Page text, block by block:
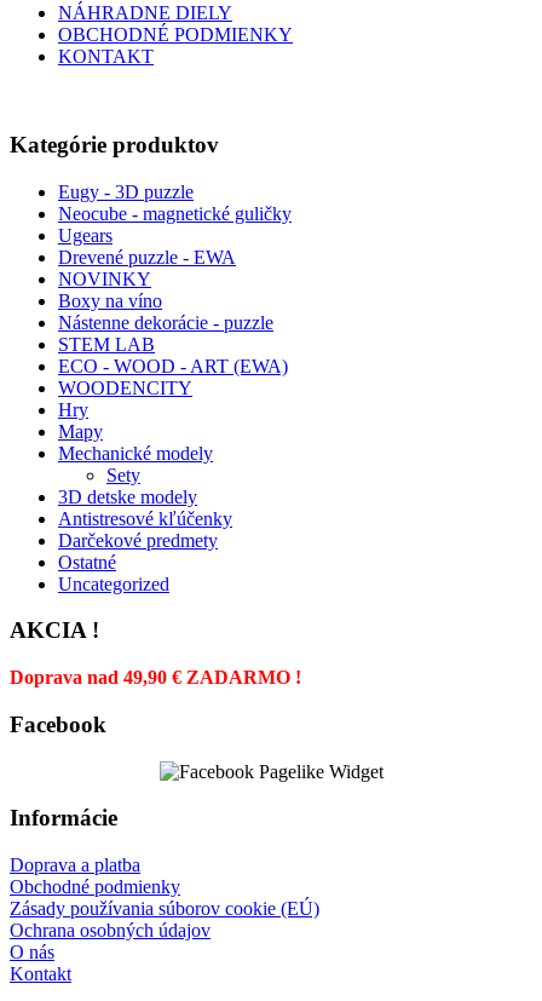
NÁHRADNE DIELY
OBCHODNÉ PODMIENKY
KONTAKT
Kategórie produktov
Eugy - 3D puzzle
Neocube - magnetické guličky
Ugears
Drevené puzzle - EWA
NOVINKY
Boxy na víno
Nástenne dekorácie - puzzle
STEM LAB
ECO - WOOD - ART (EWA)
WOODENCITY
Hry
Mapy
Mechanické modely
Sety
3D detske modely
Antistresové kľúčenky
Darčekové predmety
Ostatné
Uncategorized
AKCIA !
Doprava nad 49,90 € ZADARMO !
Facebook
Informácie
Doprava a platba
Obchodné podmienky
Zásady používania súborov cookie (EÚ)
Ochrana osobných údajov
O nás
Kontakt